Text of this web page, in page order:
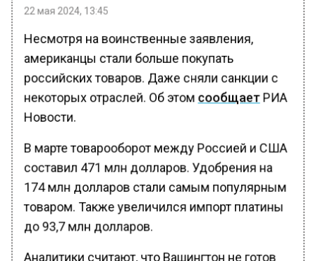
22 мая 2024, 13:45
Несмотря на воинственные заявления,
американцы стали больше покупать
российских товаров. Даже сняли санкции с
некоторых отраслей. Об этом сообщаетРИА
Новости.
В марте товарооборот между Россией и США
составил 471 млн долларов. Удобрения на
174 млн долларов стали самым популярным
товаром. Также увеличился импорт платины
до 93,7 млн долларов.
Аналитики считают, что Вашингтон не готов